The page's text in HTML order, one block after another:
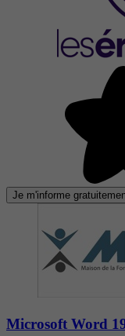
Je m'informe
Microsoft Word